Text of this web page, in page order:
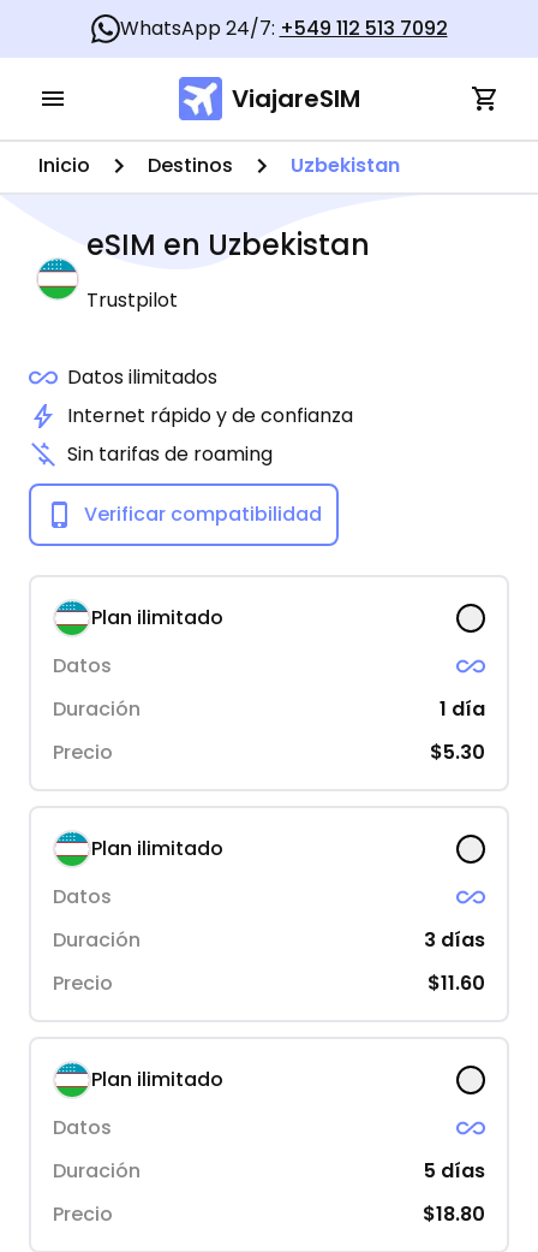
WhatsApp 24/7: +549 112 513 7092
ViajareSIM
Inicio Destinos Uzbekistan
eSIM en Uzbekistan
Trustpilot
Datos ilimitados
Internet rápido y de confianza
Sin tarifas de roaming
Verificar compatibilidad
Plan ilimitado
Datos
Duración
1 día
Precio
$5.30
Plan ilimitado
Datos
Duración
3 días
Precio
$11.60
Plan ilimitado
Datos
Duración
5 días
Precio
$18.80